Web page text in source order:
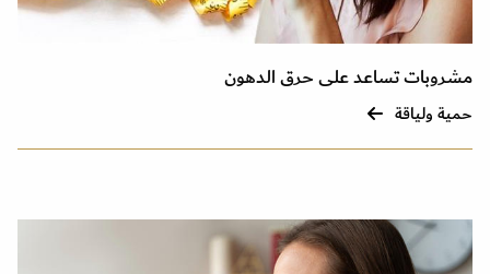
مشروبات تساعد على حرق الدهون
حمية ولياقة